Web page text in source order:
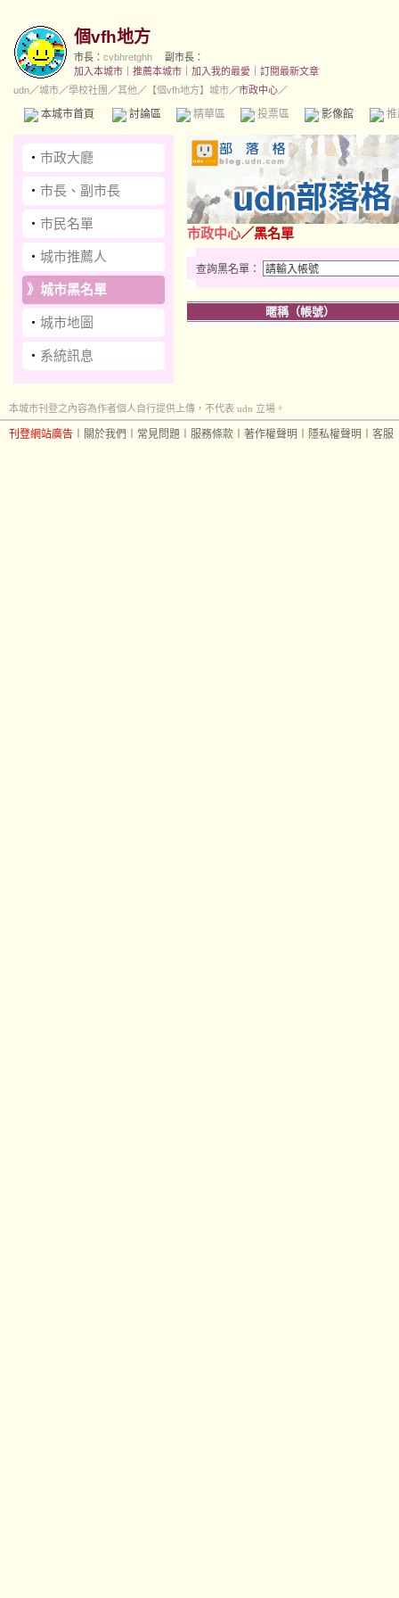
個vfh地方
市長： cvbhretghh
副市長：
加入本城市
推薦本城市 加入我的最愛
訂閱最新文章
udn／城市／學校社團 ／其他 ／ 【個vfh地方】城市／市政中心／
本城市首頁 討論區 精華區 投票區 影像館
‧ 市政大廳
‧ 市長、副市長
‧ 市民名單
‧ 城市推薦人
》 城市黑名單
‧ 城市地圖
‧ 系統訊息
市政中心／黑名單
查詢黑名單：
暱稱（帳號）
本城市刊登之內容為作者個人自行提供上傳，不代表 udn 立場。
刊登網站廣告 關於我們 常見問題 服務條款 著作權聲明 隱私權聲明 客服